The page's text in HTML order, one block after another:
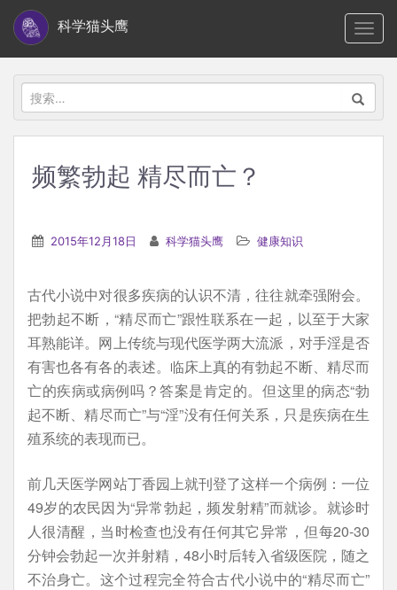
i
科学猫头鹰
搜
索：
频繁勃起 精尽而亡？
2015年12月18日 科学猫头鹰 健康知识
古代小说中对很多疾病的认识不清，往往就牵强附会。
把勃起不断，“精尽而亡”跟性联系在一起，以至于大家
耳熟能详。网上传统与现代医学两大流派，对手淫是否
有害也各有各的表述。临床上真的有勃起不断、精尽而
亡的疾病或病例吗？答案是肯定的。但这里的病态“勃
起不断、精尽而亡”与“淫”没有任何关系，只是疾病在生
殖系统的表现而已。
前几天医学网站丁香园上就刊登了这样一个病例：一位
49岁的农民因为“异常勃起，频发射精”而就诊。就诊时
人很清醒，当时检查也没有任何其它异常，但每20-30
分钟会勃起一次并射精，48小时后转入省级医院，随之
不治身亡。这个过程完全符合古代小说中的“精尽而亡”